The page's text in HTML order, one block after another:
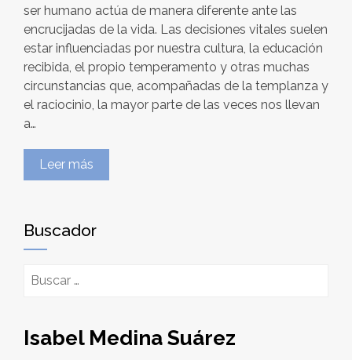
ser humano actúa de manera diferente ante las
encrucijadas de la vida. Las decisiones vitales suelen
estar influenciadas por nuestra cultura, la educación
recibida, el propio temperamento y otras muchas
circunstancias que, acompañadas de la templanza y
el raciocinio, la mayor parte de las veces nos llevan
a…
Leer más
Buscador
Buscar:
Isabel Medina Suárez